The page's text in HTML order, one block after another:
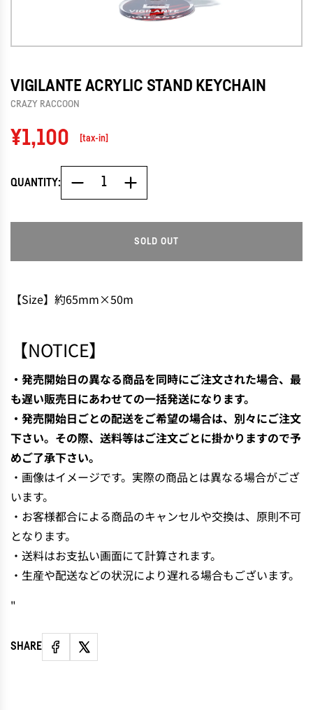
VIGILANTE ACRYLIC STAND KEYCHAIN
CRAZY RACCOON
Regular
price
¥1,100 [tax-in]
QUANTITY:
SOLD OUT
O
.
【Size】約65mm×50m
【NOTICE】
・発売開始日の異なる商品を同時にご注文された場合、最
も遅い販売日にあわせての一括発送になります。
・発売開始日ごとの配送をご希望の場合は、別々にご注文
下さい。その際、送料等はご注文ごとに掛かりますので予
めご了承下さい。
・画像はイメージです。実際の商品とは異なる場合がござ
います。
・お客様都合による商品のキャンセルや交換は、原則不可
となります。
・送料はお支払い画面にて計算されます。
・生産や配送などの状況により遅れる場合もございます。
"
SHARE